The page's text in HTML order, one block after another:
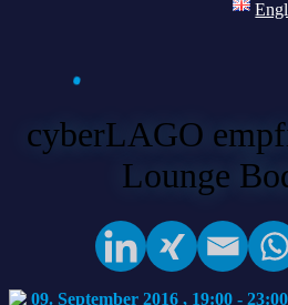
cyberLAGO
Lounge
09. September 2016 , 19:00 - 23:00